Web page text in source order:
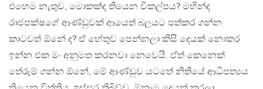
එහෙම නැතුව, මොකක්ද තියෙන විකල්පය? මහින්ද
රාජපක්ෂගේ ආණ්ඩුවක් ආයෙත් බලයට පත්කර ගන්න
කාටවත් ඕනේ ද? ඒ හේතුව පෙන්නලා කිසි දෙයක් නොකර
ඉන්න එක මං අනුමත කරනවා නෙවෙයි. ඒත් කෙනෙක්
තේරුම් ගන්න ඕනේ, මේ ආණ්ඩුව යටතේ නීතියේ ආධිපත්‍යය